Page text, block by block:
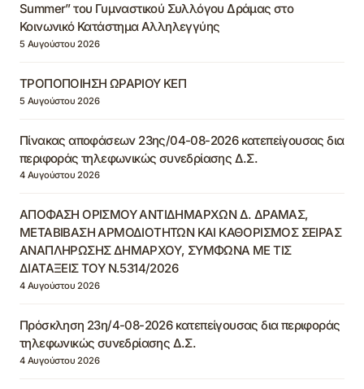
Summer” του Γυμναστικού Συλλόγου Δράμας στο
Κοινωνικό Κατάστημα Αλληλεγγύης
5 Αυγούστου 2026
ΤΡΟΠΟΠΟΙΗΣΗ ΩΡΑΡΙΟΥ ΚΕΠ
5 Αυγούστου 2026
Πίνακας αποφάσεων 23ης/04-08-2026 κατεπείγουσας δια
περιφοράς τηλεφωνικώς συνεδρίασης Δ.Σ.
4 Αυγούστου 2026
ΑΠΟΦΑΣΗ ΟΡΙΣΜΟΥ ΑΝΤΙΔΗΜΑΡΧΩΝ Δ. ΔΡΑΜΑΣ,
ΜΕΤΑΒΙΒΑΣΗ ΑΡΜΟΔΙΟΤΗΤΩΝ ΚΑΙ ΚΑΘΟΡΙΣΜΟΣ ΣΕΙΡΑΣ
ΑΝΑΠΛΗΡΩΣΗΣ ΔΗΜΑΡΧΟΥ, ΣΥΜΦΩΝΑ ΜΕ ΤΙΣ
ΔΙΑΤΑΞΕΙΣ ΤΟΥ Ν.5314/2026
4 Αυγούστου 2026
Πρόσκληση 23η/4-08-2026 κατεπείγουσας δια περιφοράς
τηλεφωνικώς συνεδρίασης Δ.Σ.
4 Αυγούστου 2026